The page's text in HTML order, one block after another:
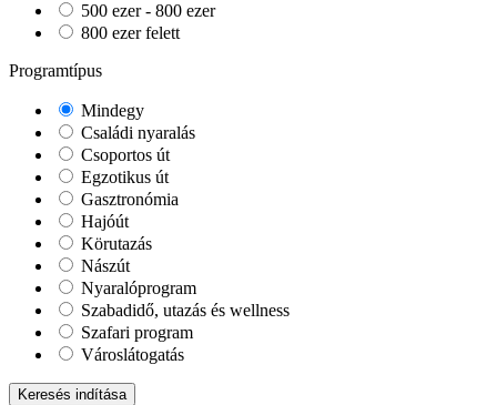
500 ezer - 800 ezer
800 ezer felett
Programtípus
Mindegy
Családi nyaralás
Csoportos út
Egzotikus út
Gasztronómia
Hajóút
Körutazás
Nászút
Nyaralóprogram
Szabadidő, utazás és wellness
Szafari program
Városlátogatás
Keresés indítása